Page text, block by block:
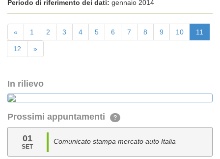
Periodo di riferimento dei dati: gennaio 2014
« 1 2 3 4 5 6 7 8 9 10 11
12 »
In rilievo
Prossimi appuntamenti ?
01
SET
Comunicato stampa mercato auto Italia